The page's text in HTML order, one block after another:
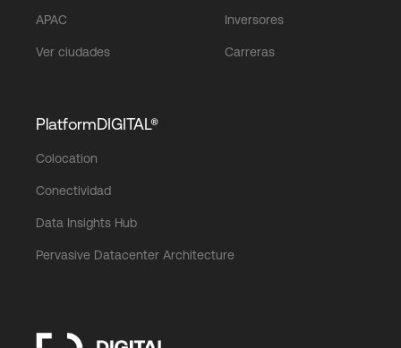
APAC
Ver ciudades
Inversores
Carreras
PlatformDIGITAL®
Colocation
Conectividad
Data Insights Hub
Pervasive Datacenter Architecture